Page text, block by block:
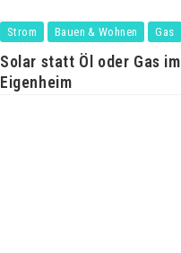
Strom Bauen & Wohnen Gas
Solar statt Öl oder Gas im
Eigenheim